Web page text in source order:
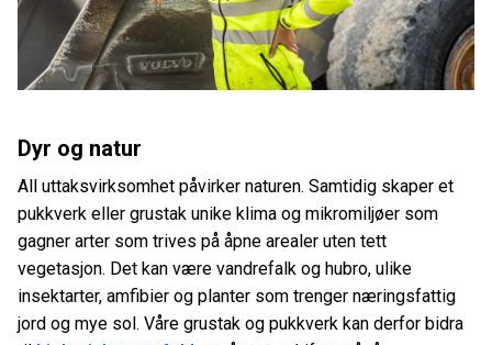
Dyr og natur
All uttaksvirksomhet påvirker naturen. Samtidig skaper et
pukkverk eller grustak unike klima og mikromiljøer som
gagner arter som trives på åpne arealer uten tett
vegetasjon. Det kan være vandrefalk og hubro, ulike
insektarter, amfibier og planter som trenger næringsfattig
jord og mye sol. Våre grustak og pukkverk kan derfor bidra